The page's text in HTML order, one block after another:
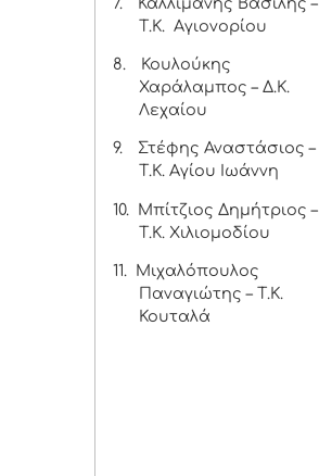
Τ.Κ. Αγιονορίου
8.
Κουλούκης
Χαράλαμπος – Δ.Κ.
Λεχαίου
9.
Στέφης Αναστάσιος –
Τ.Κ. Αγίου Ιωάννη
10.
Μπίτζιος Δημήτριος –
Τ.Κ. Χιλιομοδίου
11.
Μιχαλόπουλος
Παναγιώτης – Τ.Κ.
Κουταλά